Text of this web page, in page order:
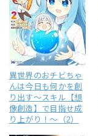
異世界のおチビちゃ
んは今日も何かを創
り出す～スキル【想
像創造】で目指せ成
り上がり！～（2）